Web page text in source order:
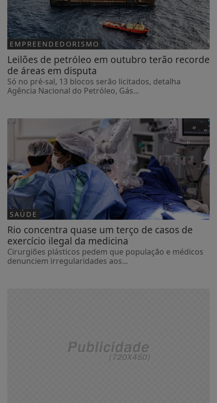
EMPREENDEDORISMO
Leilões de petróleo em outubro terão recorde
de áreas em disputa
Só no pré-sal, 13 blocos serão licitados, detalha
Agência Nacional do Petróleo, Gás...
SAÚDE
Rio concentra quase um terço de casos de
exercício ilegal da medicina
Cirurgiões plásticos pedem que população e médicos
denunciem irregularidades aos...